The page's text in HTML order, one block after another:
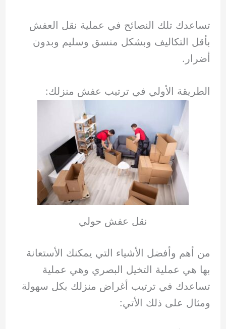
تساعدك تلك النصائح في عملية نقل العفش
بأقل التكاليف وبشكل منسق وسليم وبدون
أضرار.
الطريقة الأولي في ترتيب عفش منزلك:
نقل عفش حولي
من أهم وأفضل الأشياء التي يمكنك الأستعانة
بها هي عملية التخيل البصري وهي عملية
تساعدك في ترتيب أغراض منزلك بكل سهولة
ومثال على ذلك الأتي: